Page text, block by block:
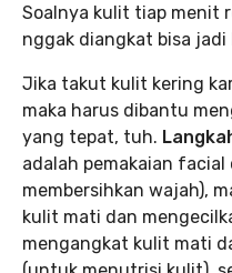
Soalnya kulit tiap menit
nggak diangkat bisa jadi
Jika takut kulit kering
maka harus dibantu
yang tepat, tuh.
adalah pemakaian
membersihkan wajah),
kulit mati dan
mengangkat kulit mati